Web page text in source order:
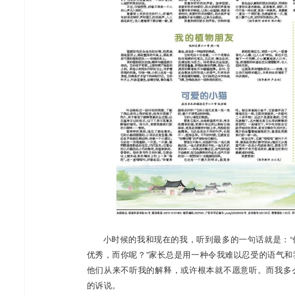
小时候的我和现在的我，听到最多的一句话就是：
优秀，而你呢？”家长总是用一种令我难以忍受的语气
他们从来不听我的解释，或许根本就不愿意听。而我
的诉说。